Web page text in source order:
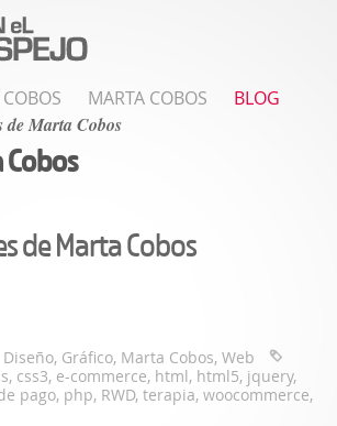
MARTA COBOS
BLOG
de Marta Cobos
de Marta Cobos
Diseño, Gráfico, Marta Cobos, Web
, css3, e-commerce, html, html5, jquery,
pago, php, RWD, terapia, woocommerce,